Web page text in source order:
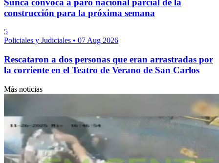
construcción para la próxima semana
5
Policiales y Judiciales • 07 Aug 2026
Rescataron a dos personas que eran arrastradas por
la corriente en el Teatro de Verano de San Carlos
Más noticias